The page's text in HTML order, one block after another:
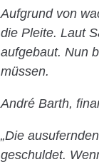
Aufgrund von
die Pleite. Laut
aufgebaut. Nun
müssen.
André Barth,
„Die
geschuldet.